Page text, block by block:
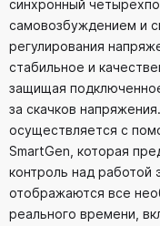
синхронный
самовозбуждением и
регулирования
стабильное и
защищая
за скачков
осуществляется с
SmartGen, которая
контроль над работой
отображаются все
реального времени,